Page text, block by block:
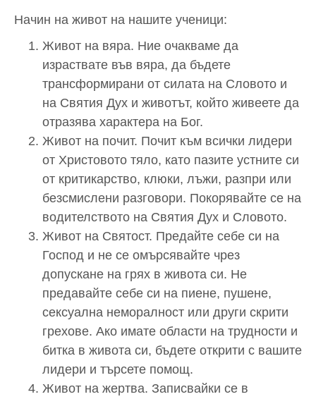
Начин на живот на нашите ученици:
Живот на вяра. Ние очакваме да
израствате във вяра, да бъдете
трансформирани от силата на Словото и
на Святия Дух и животът, който живеете да
отразява характера на Бог.
Живот на почит. Почит към всички лидери
от Христовото тяло, като пазите устните си
от критикарство, клюки, лъжи, разпри или
безсмислени разговори. Покорявайте се на
водителството на Святия Дух и Словото.
Живот на Святост. Предайте себе си на
Господ и не се омърсявайте чрез
допускане на грях в живота си. Не
предавайте себе си на пиене, пушене,
сексуална неморалност или други скрити
грехове. Ако имате области на трудности и
битка в живота си, бъдете открити с вашите
лидери и търсете помощ.
Живот на жертва. Записвайки се в